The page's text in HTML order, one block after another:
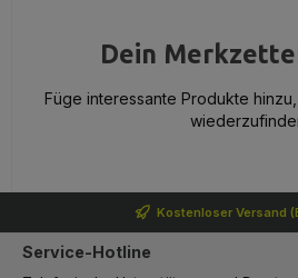
Dein
Füge interessante Produkte
Kostenloser Versand
Service-Hotline